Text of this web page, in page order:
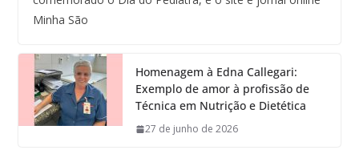
Minha São
Homenagem à Edna Callegari:
Exemplo de amor à profissão de
Técnica em Nutrição e Dietética
27 de junho de 2026